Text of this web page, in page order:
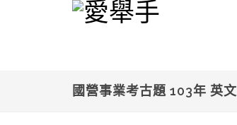
國營事業考古題 103年 英文